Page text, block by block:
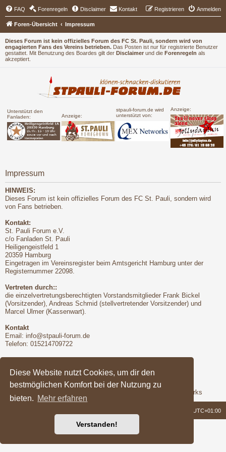
Diese Website nutzt Cookies, um dir den
bestmöglichen Komfort bei der Nutzung zu
bieten. Mehr erfahren
Verstanden!
Dieses Forum ist kein offizielles Forum des FC St. Pauli, sondern wird von
engagierten Fans des Vereins betrieben. Das Posten ist nur für registrierte Benutzer
gestattet. Mit Benutzung des Boardes gilt der Disclaimer und die Forenregeln als
akzeptiert.
Unterstützt den
Fanladen:
Anzeige:
stpauli-forum.de wird
unterstützt von:
Anzeige:
FAQ Forenregeln Disclaimer Kontakt Anmelden
Registrieren
Foren-Übersicht Impressum
Impressum
HINWEIS:
Dieses Forum ist kein offizielles Forum des FC St. Pauli, sondern wird
von Fans betrieben.
Kontakt:
St. Pauli Forum e.V.
c/o Fanladen St. Pauli
Heiligengeistfeld 1
20359 Hamburg
Eingetragen im Vereinsregister beim Amtsgericht Hamburg unter der
Registernummer 22098.
Vertreten durch::
die einzelvertretungsberechtigten Vorstandsmitglieder Frank Bickel
(Vorsitzender), Andreas Schmid (stellvertretender Vorsitzender) und
Marcel Ulmer (Kassenwart).
Kontakt
Email: info@stpauli-forum.de
Telefon: 015214709722
Hinsichtlich der Nutzungsbedingungen gilt unser Disclaimer
Support
Das Forum wird freundlicherweise unterstützt von Q-MEX Networks
UTC+01:00
Powered byphpBB® Forum Software © phpBB Limited